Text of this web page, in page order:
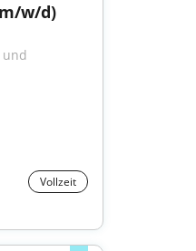
w/d)
und
Vollzeit